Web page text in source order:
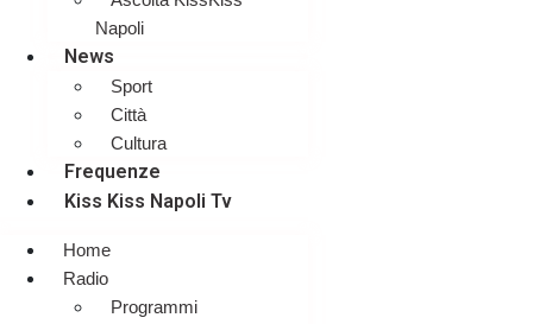
Napoli
News
Sport
Città
Cultura
Frequenze
Kiss Kiss Napoli Tv
Home
Radio
Programmi